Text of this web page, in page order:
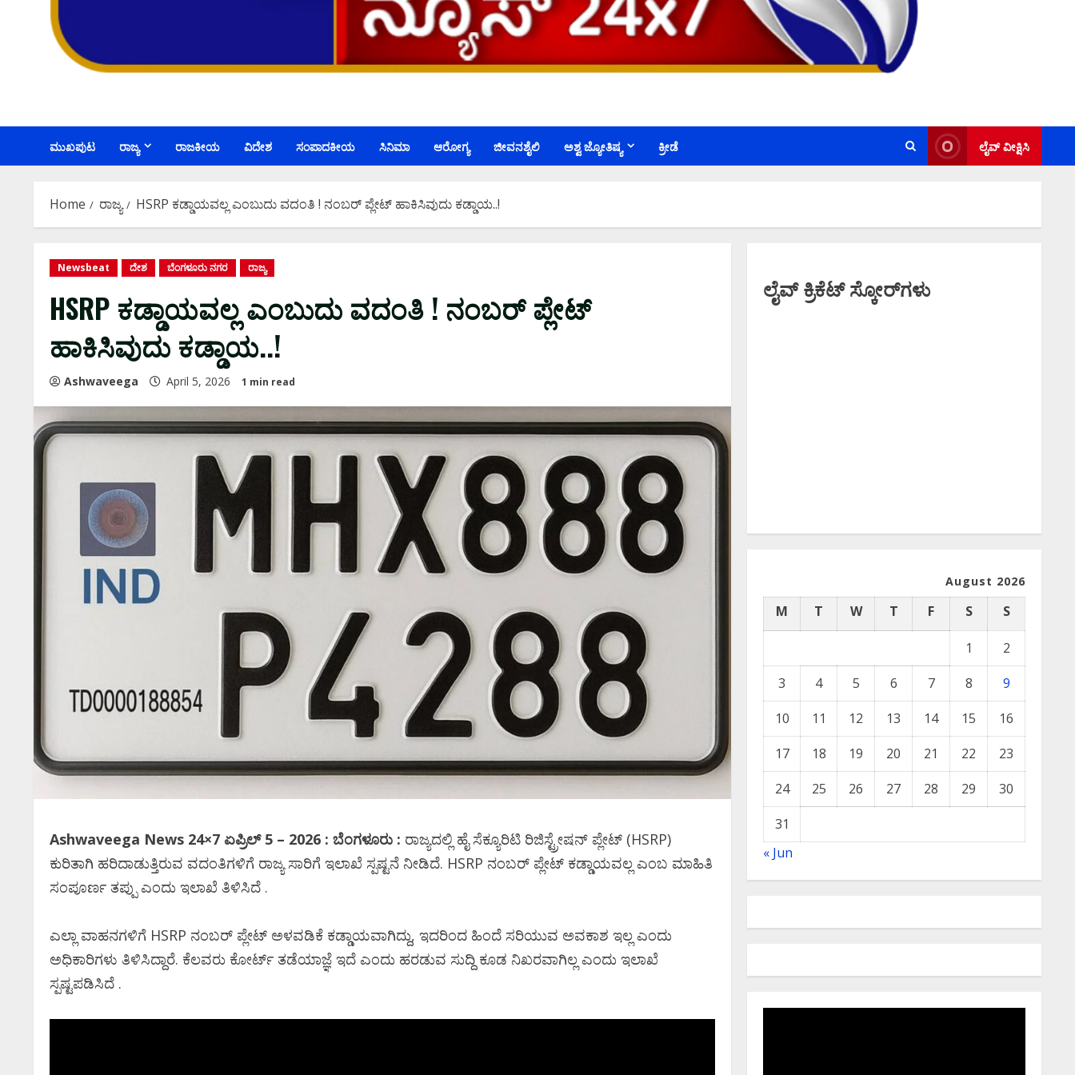
ಮುಖಪುಟ ರಾಜ್ಯ ರಾಜಕೀಯ ವಿದೇಶ ಸಂಪಾದಕೀಯ ಸಿನಿಮಾ ಆರೋಗ್ಯ ಜೀವನಶೈಲಿ ಅಶ್ವ ಜ್ಯೋತಿಷ್ಯ ಕ್ರೀಡೆ ಲೈವ್ ವೀಕ್ಷಿಸಿ
Home ರಾಜ್ಯ HSRP ಕಡ್ಡಾಯವಲ್ಲ ಎಂಬುದು ವದಂತಿ ! ನಂಬರ್ ಪ್ಲೇಟ್‌ ಹಾಕಿಸಿವುದು ಕಡ್ಡಾಯ..!
Newsbeat ದೇಶ ಬೆಂಗಳೂರು ನಗರ ರಾಜ್ಯ
HSRP ಕಡ್ಡಾಯವಲ್ಲ ಎಂಬುದು ವದಂತಿ ! ನಂಬರ್ ಪ್ಲೇಟ್‌
ಹಾಕಿಸಿವುದು ಕಡ್ಡಾಯ..!
Ashwaveega April 5, 2026 1 min read
Ashwaveega News 24×7 ಏಪ್ರಿಲ್‌ 5 – 2026 : ಬೆಂಗಳೂರು : ರಾಜ್ಯದಲ್ಲಿ ಹೈ ಸೆಕ್ಯೂರಿಟಿ ರಿಜಿಸ್ಟ್ರೇಷನ್ ಪ್ಲೇಟ್‌ (HSRP)
ಕುರಿತಾಗಿ ಹರಿದಾಡುತ್ತಿರುವ ವದಂತಿಗಳಿಗೆ ರಾಜ್ಯ ಸಾರಿಗೆ ಇಲಾಖೆ ಸ್ಪಷ್ಟನೆ ನೀಡಿದೆ. HSRP ನಂಬರ್ ಪ್ಲೇಟ್ ಕಡ್ಡಾಯವಲ್ಲ ಎಂಬ ಮಾಹಿತಿ
ಸಂಪೂರ್ಣ ತಪ್ಪು ಎಂದು ಇಲಾಖೆ ತಿಳಿಸಿದೆ .
ಎಲ್ಲಾ ವಾಹನಗಳಿಗೆ HSRP ನಂಬರ್ ಪ್ಲೇಟ್ ಅಳವಡಿಕೆ ಕಡ್ಡಾಯವಾಗಿದ್ದು, ಇದರಿಂದ ಹಿಂದೆ ಸರಿಯುವ ಅವಕಾಶ ಇಲ್ಲ ಎಂದು
ಅಧಿಕಾರಿಗಳು ತಿಳಿಸಿದ್ದಾರೆ. ಕೆಲವರು ಕೋರ್ಟ್ ತಡೆಯಾಜ್ಞೆ ಇದೆ ಎಂದು ಹರಡುವ ಸುದ್ದಿ ಕೂಡ ನಿಖರವಾಗಿಲ್ಲ ಎಂದು ಇಲಾಖೆ
ಸ್ಪಷ್ಟಪಡಿಸಿದೆ .
ಲೈವ್ ಕ್ರಿಕೆಟ್ ಸ್ಕೋರ್‌ಗಳು
August 2026
M T W T F S S
1
2
3
4 5 6 7 8
9
10
11 12 13 14 15
16
17
18 19 20 21 22
23
24
25 26 27 28 29
30
31
« Jun